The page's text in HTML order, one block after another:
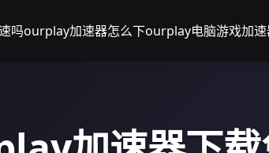
吗ourplay加速器怎么下ourplay电脑游戏加